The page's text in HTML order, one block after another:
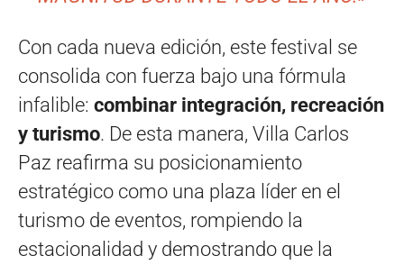
Con cada nueva edición, este festival se
consolida con fuerza bajo una fórmula
infalible: combinar integración, recreación
y turismo. De esta manera, Villa Carlos
Paz reafirma su posicionamiento
estratégico como una plaza líder en el
turismo de eventos, rompiendo la
estacionalidad y demostrando que la